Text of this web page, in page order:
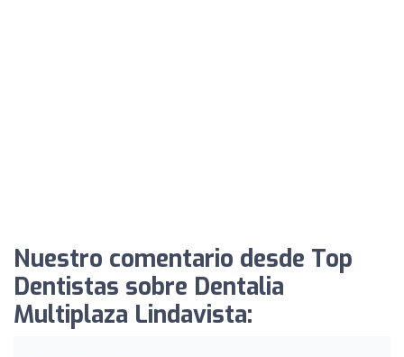
Nuestro comentario desde Top
Dentistas sobre Dentalia
Multiplaza Lindavista: